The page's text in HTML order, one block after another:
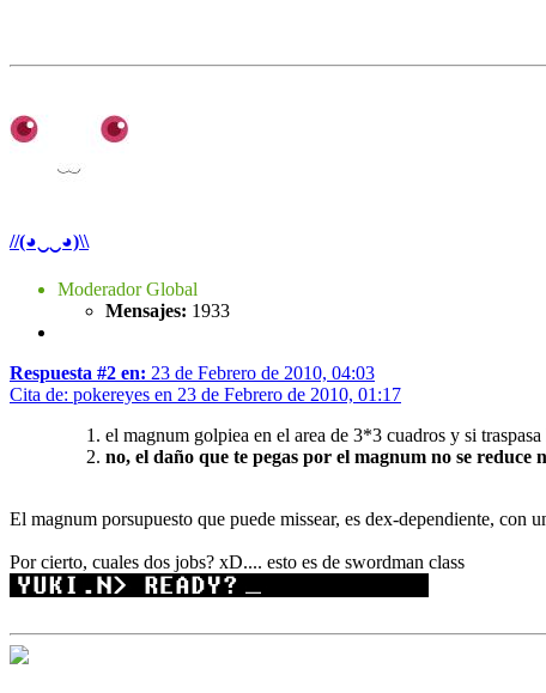
//(◕‿‿◕)\\
Moderador Global
Mensajes: 1933
Respuesta #2 en: 23 de Febrero de 2010, 04:03
Cita de: pokereyes en 23 de Febrero de 2010, 01:17
el magnum golpiea en el area de 3*3 cuadros y si
no, el daño que te pegas por el magnum no se reduce
El magnum porsupuesto que puede missear, es dex-dependiente, con
Por cierto, cuales dos jobs? xD.... esto es de swordman class